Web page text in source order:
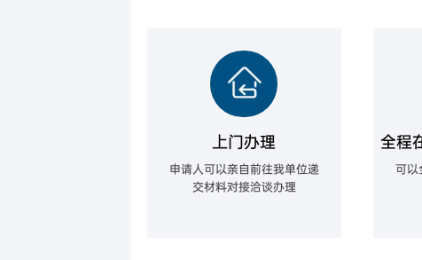
上门办理
申请人可以亲自前往我单位递
交材料对接洽谈办理
全程
可以